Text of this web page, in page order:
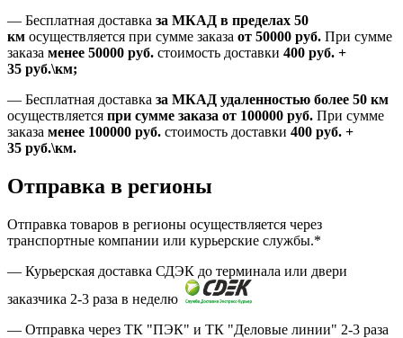
— Бесплатная доставка за МКАД в пределах 50
км осуществляется при сумме заказа от 50000 руб. При сумме
заказа менее 50000 руб. стоимость доставки 400 руб. +
35 руб.\км;
— Бесплатная доставка за МКАД удаленностью более 50 км
осуществляется при сумме заказа от 100000 руб. При сумме
заказа менее 100000 руб. стоимость доставки 400 руб. +
35 руб.\км.
Отправка в регионы
Отправка товаров в регионы осуществляется через
транспортные компании или курьерские службы.*
— Курьерская доставка СДЭК до терминала или двери
заказчика 2-3 раза в неделю
— Отправка через ТК "ПЭК" и ТК "Деловые линии" 2-3 раза